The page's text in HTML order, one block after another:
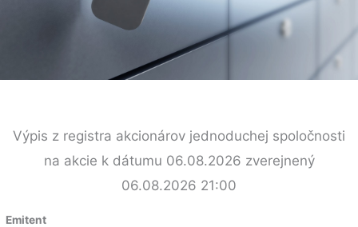
Výpis z registra akcionárov jednoduchej spoločnosti
na akcie k dátumu 06.08.2026 zverejnený
06.08.2026 21:00
Emitent